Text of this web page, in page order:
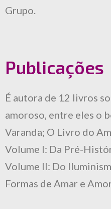
Grupo.
Publicações
É autora de 12 livros
amoroso, entre eles o
Varanda; O Livro do
Volume I: Da Pré-
Volume II: Do
Formas de Amar e